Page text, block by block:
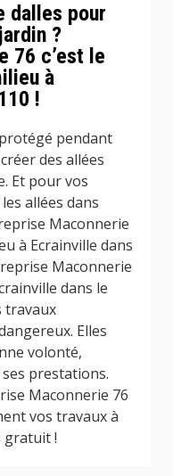
dalles pour
?
76 c’est le
à
!
pendant
des allées
Et pour vos
allées dans
Maconnerie
à Ecrainville dans
Maconnerie
dans le
travaux
Elles
volonté,
prestations.
Maconnerie 76
vos travaux à
gratuit !